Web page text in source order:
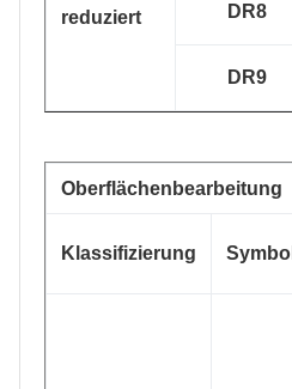
reduziert
DR8
DR9
Oberflächenbearbeitung
Klassifizierung Symbol